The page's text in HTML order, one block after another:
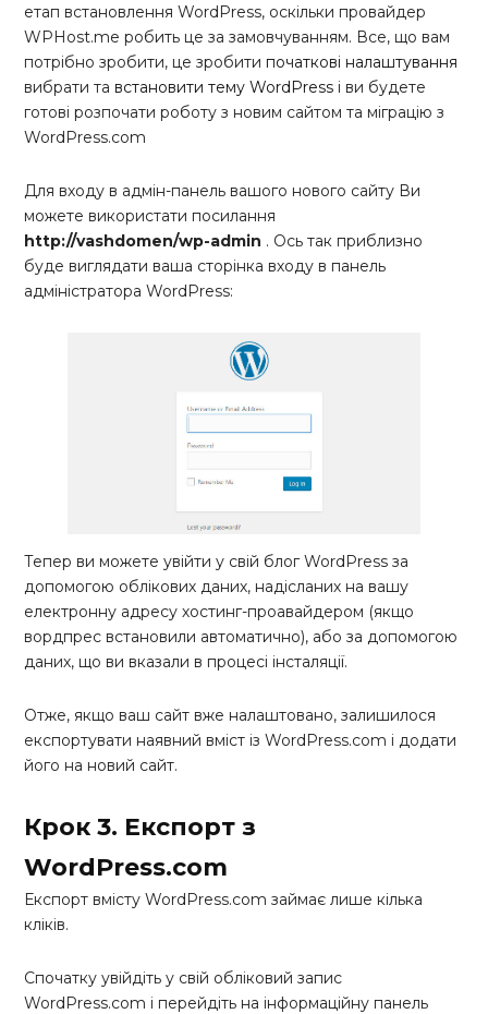
етап встановлення WordPress, оскільки провайдер
WPHost.me робить це за замовчуванням. Все, що вам
потрібно зробити, це зробити початкові налаштування
вибрати та встановити тему WordPress і ви будете
готові розпочати роботу з новим сайтом та міграцію з
WordPress.com
Для входу в адмін-панель вашого нового сайту Ви
можете використати посилання
http://vashdomen/wp-admin . Ось так приблизно
буде виглядати ваша сторінка входу в панель
адміністратора WordPress:
Тепер ви можете увійти у свій блог WordPress за
допомогою облікових даних, надісланих на вашу
електронну адресу хостинг-проавайдером (якщо
вордпрес встановили автоматично), або за допомогою
даних, що ви вказали в процесі інсталяції.
Отже, якщо ваш сайт вже налаштовано, залишилося
експортувати наявний вміст із WordPress.com і додати
його на новий сайт.
Крок 3. Експорт з
WordPress.com
Експорт вмісту WordPress.com займає лише кілька
кліків.
Спочатку увійдіть у свій обліковий запис
WordPress.com і перейдіть на інформаційну панель